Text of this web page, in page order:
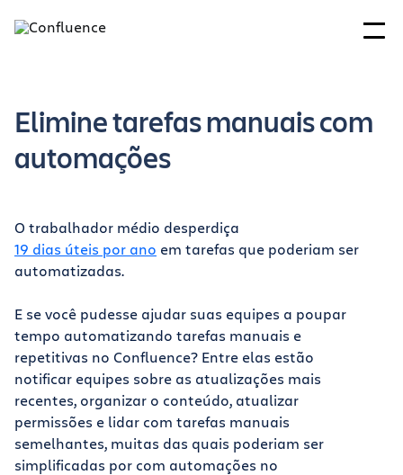
Elimine tarefas manuais com
automações
O trabalhador médio desperdiça
19 dias úteis por ano em tarefas que poderiam ser
automatizadas.
E se você pudesse ajudar suas equipes a poupar
tempo automatizando tarefas manuais e
repetitivas no Confluence? Entre elas estão
notificar equipes sobre as atualizações mais
recentes, organizar o conteúdo, atualizar
permissões e lidar com tarefas manuais
semelhantes, muitas das quais poderiam ser
simplificadas por com automações no